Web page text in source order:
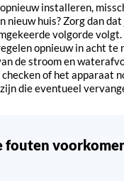
installeren,
nieuw huis? Zorg dan
volgorde
opnieuw in acht te
de stroom en
of het apparaat
die eventueel
fouten